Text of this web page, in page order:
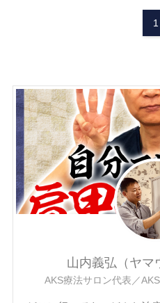
1
山内義弘（ヤマ
AKS療法サロン代表／